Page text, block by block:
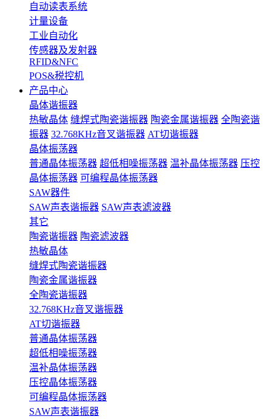
自动读表系统
计量设备
工业自动化
传感器及发射器
RFID&NFC
POS&税控机
产品中心
晶体谐振器
热敏晶体 缝焊式陶瓷谐振器 陶瓷金属谐振器 全陶瓷谐
振器 32.768KHz音叉谐振器 AT切谐振器
晶体振荡器
普通晶体振荡器 超低相噪振荡器 温补晶体振荡器 压控
晶体振荡器 可编程晶体振荡器
SAW器件
SAW声表谐振器 SAW声表滤波器
其它
陶瓷谐振器 陶瓷滤波器
热敏晶体
缝焊式陶瓷谐振器
陶瓷金属谐振器
全陶瓷谐振器
32.768KHz音叉谐振器
AT切谐振器
普通晶体振荡器
超低相噪振荡器
温补晶体振荡器
压控晶体振荡器
可编程晶体振荡器
SAW声表谐振器